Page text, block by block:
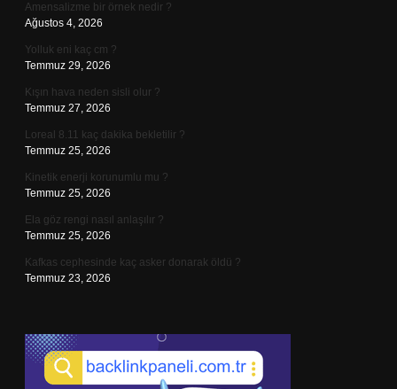
Amensalizme bir örnek nedir ?
Ağustos 4, 2026
Yolluk eni kaç cm ?
Temmuz 29, 2026
Kışın hava neden sisli olur ?
Temmuz 27, 2026
Loreal 8.11 kaç dakika bekletilir ?
Temmuz 25, 2026
Kinetik enerji korunumlu mu ?
Temmuz 25, 2026
Ela göz rengi nasıl anlaşılır ?
Temmuz 25, 2026
Kafkas cephesinde kaç asker donarak öldü ?
Temmuz 23, 2026